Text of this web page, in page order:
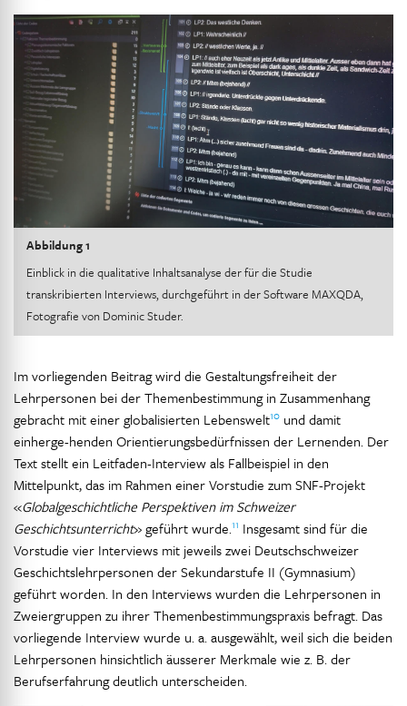
Abbildung 1
Einblick in die qualitative Inhaltsanalyse der für die Studie
transkribierten Interviews, durchgeführt in der Software MAXQDA,
Fotografie von Dominic Studer.
Im vorliegenden Beitrag wird die Gestaltungsfreiheit der
Lehrpersonen bei der Themenbestimmung in Zusammenhang
gebracht mit einer globalisierten Lebenswelt10 und damit
einherge-henden Orientierungsbedürfnissen der Lernenden. Der
Text stellt ein Leitfaden-Interview als Fallbeispiel in den
Mittelpunkt, das im Rahmen einer Vorstudie zum SNF-Projekt
«Globalgeschichtliche Perspektiven im Schweizer
Geschichtsunterricht» geführt wurde.11 Insgesamt sind für die
Vorstudie vier Interviews mit jeweils zwei Deutschschweizer
Geschichtslehrpersonen der Sekundarstufe II (Gymnasium)
geführt worden. In den Interviews wurden die Lehrpersonen in
Zweiergruppen zu ihrer Themenbestimmungspraxis befragt. Das
vorliegende Interview wurde u. a. ausgewählt, weil sich die beiden
Lehrpersonen hinsichtlich äusserer Merkmale wie z. B. der
Berufserfahrung deutlich unterscheiden.